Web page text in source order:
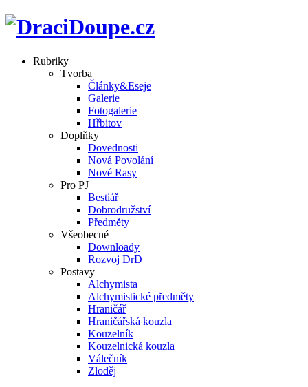
Rubriky
Tvorba
Články&Eseje
Galerie
Fotogalerie
Hřbitov
Doplňky
Dovednosti
Nová Povolání
Nové Rasy
Pro PJ
Bestiář
Dobrodružství
Předměty
Všeobecné
Downloady
Rozvoj DrD
Postavy
Alchymista
Alchymistické předměty
Hraničář
Hraničářská kouzla
Kouzelník
Kouzelnická kouzla
Válečník
Zloděj